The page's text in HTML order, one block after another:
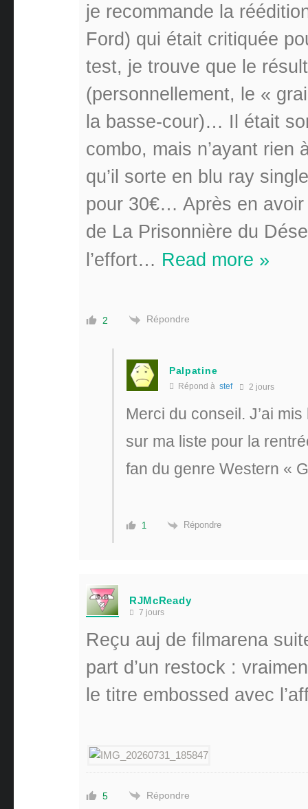
je recommande la
Ford) qui était critiquée
test, je trouve que le
(personnellement, le «
la basse-cour)… Il était
combo, mais n’ayant rien
qu’il sorte en blu ray
pour 30€… Après en
de La Prisonnière du
l’effort… Read more »
2 Répondre
Palpatine
Répond à stef 2 jours
Merci du conseil. J’ai
sur ma liste pour la
fan du genre Western «
1 Répondre
RJMcReady
7 jours
Reçu auj de filmarena
part d’un restock :
le titre embossed avec
5 Répondre